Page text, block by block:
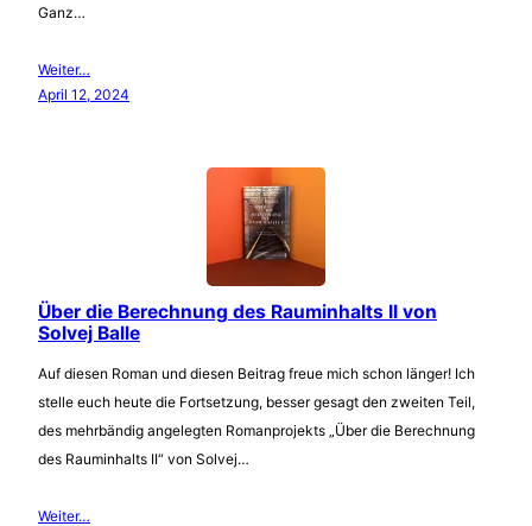
Ganz…
Weiter…
April 12, 2024
Über die Berechnung des Rauminhalts II von
Solvej Balle
Auf diesen Roman und diesen Beitrag freue mich schon länger! Ich
stelle euch heute die Fortsetzung, besser gesagt den zweiten Teil,
des mehrbändig angelegten Romanprojekts „Über die Berechnung
des Rauminhalts II“ von Solvej…
Weiter…